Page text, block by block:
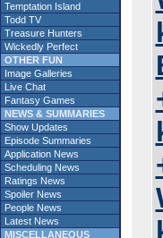
Temptation Island
Todd TV
Treasure Hunters
Wickedly Perfect
OTHER FUN
Image Galleries
Live Chat
Fantasy Games
NEWS & SUMMARIES
Show Updates
Episode Summaries
Application News
Scheduling News
Ratings News
Spoiler News
People News
Latest News
MISCELLANEOUS